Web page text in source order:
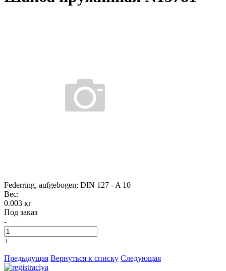
Federring, aufgebogen; DIN 127 - A 10
Вес:
0.003 кг
Под заказ
-
+
Предыдущая Вернуться к списку Следующая